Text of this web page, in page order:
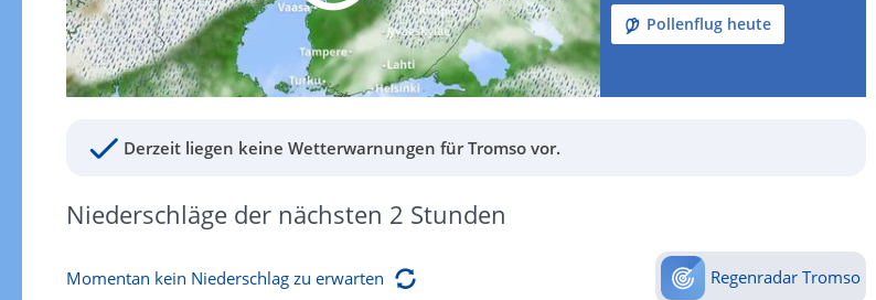
Pollenflug heute
Derzeit liegen keine Wetterwarnungen für Tromso vor.
Niederschläge der nächsten 2 Stunden
Momentan kein Niederschlag zu erwarten Regenradar Tromso